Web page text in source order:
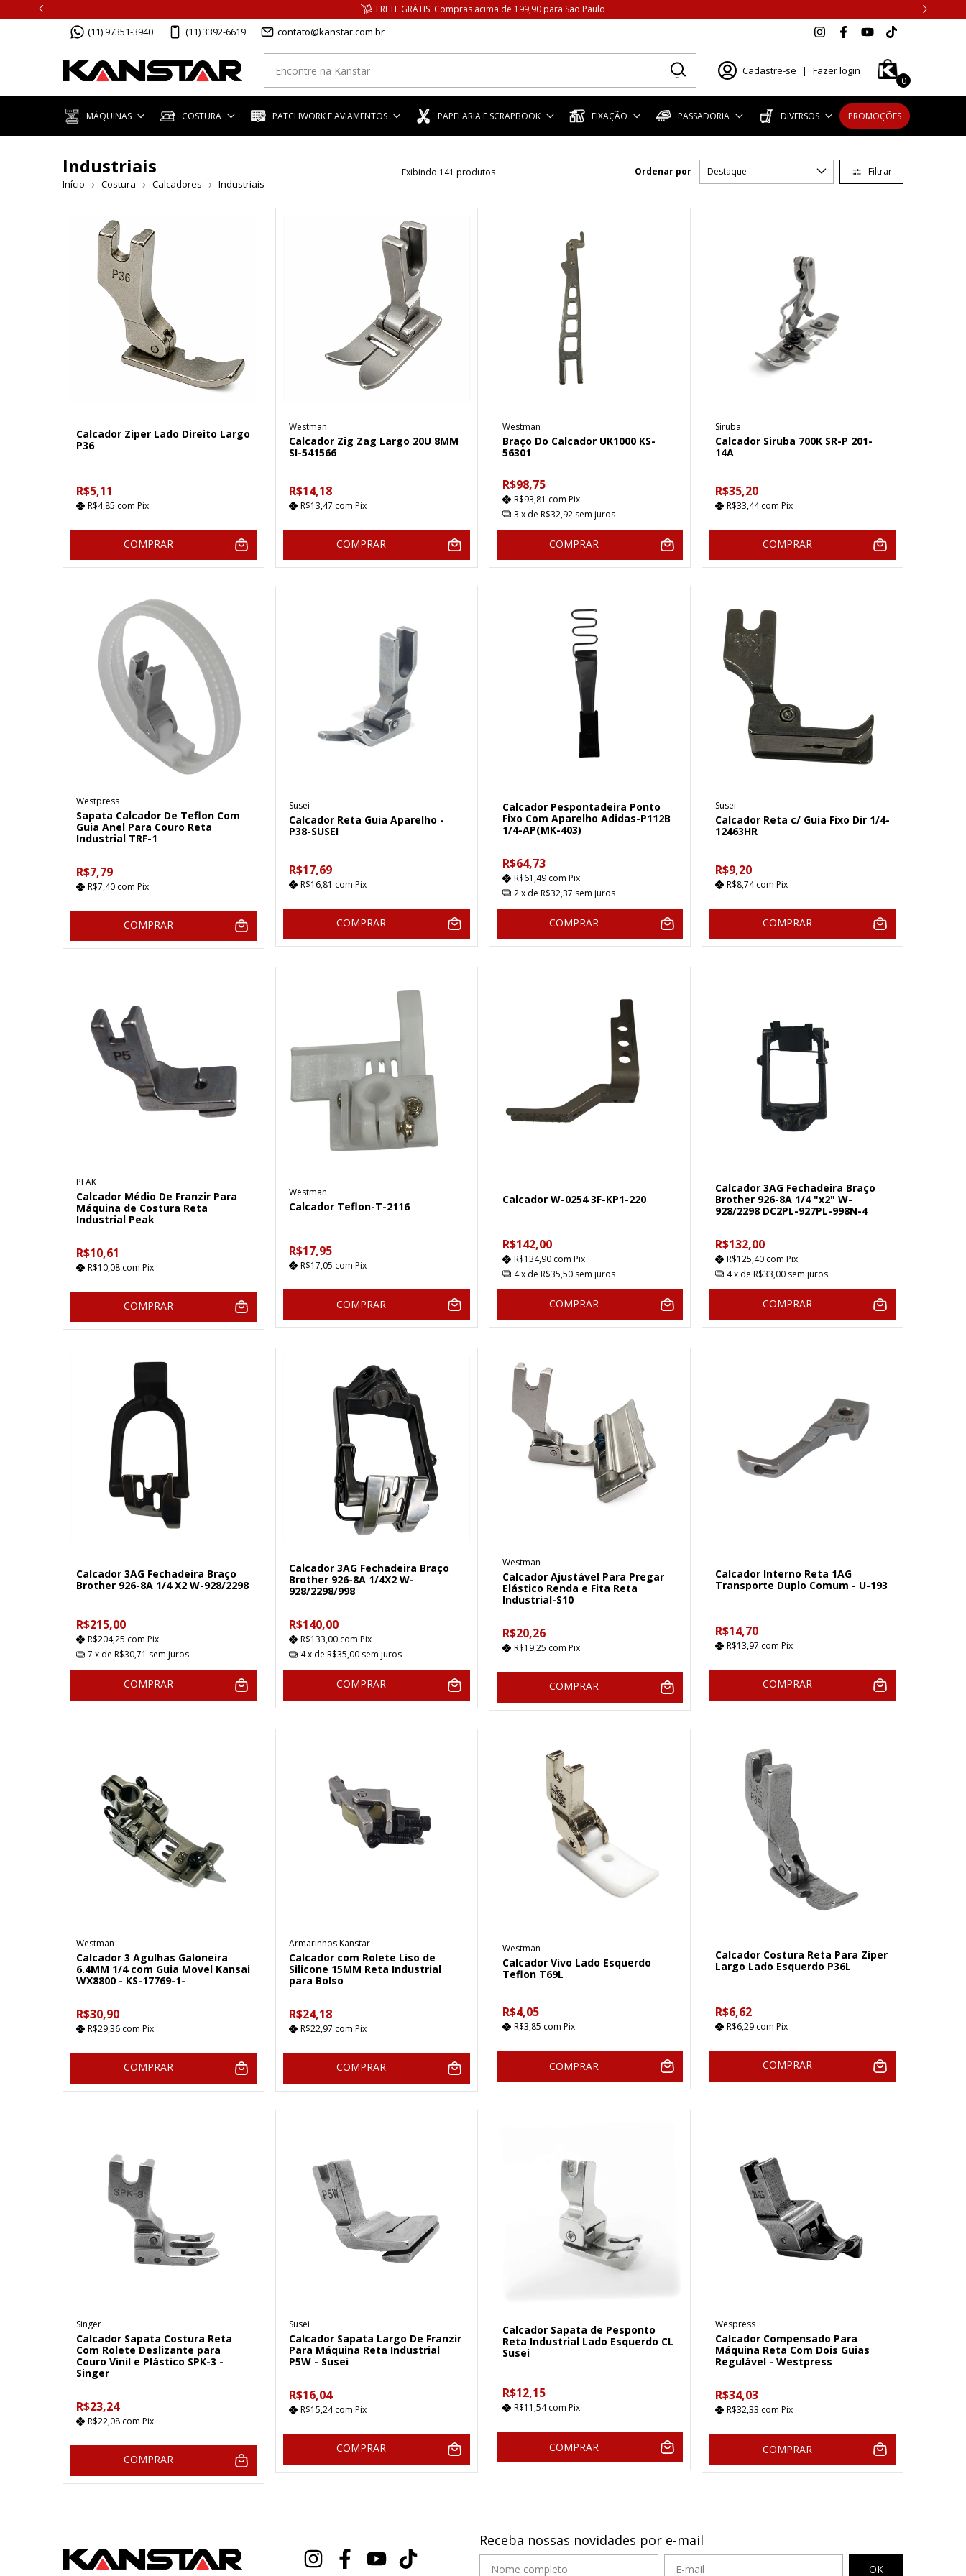
FRETE GRÁTIS. Compras acima de 199,90 para São Paulo
(11) 97351-3940 (11) 3392-6619 contato@kanstar.com.br
Cadastre-se | Fazer login
0
MÁQUINAS COSTURA PATCHWORK E AVIAMENTOS PAPELARIA E SCRAPBOOK FIXAÇÃO PASSADORIA DIVERSOS PROMOÇÕES
Industriais
Início Costura Calcadores Industriais
Exibindo 141 produtos Ordenar por Filtrar
Calcador Ziper Lado Direito Largo
P36
R$5,11
R$4,85 com Pix
COMPRAR
Westman
Calcador Zig Zag Largo 20U 8MM
SI-541566
R$14,18
R$13,47 com Pix
COMPRAR
Westman
Braço Do Calcador UK1000 KS-
56301
R$98,75
R$93,81 com Pix
3 x de R$32,92 sem juros
COMPRAR
Siruba
Calcador Siruba 700K SR-P 201-
14A
R$35,20
R$33,44com Pix
COMPRAR
Westpress
Sapata Calcador De Teflon Com
Guia Anel Para Couro Reta
Industrial TRF-1
R$7,79
R$7,40 com Pix
COMPRAR
Susei
Calcador Reta Guia Aparelho -
P38-SUSEI
R$17,69
R$16,81 com Pix
COMPRAR
Calcador Pespontadeira Ponto
Fixo Com Aparelho Adidas-P112B
1/4-AP(MK-403)
R$64,73
R$61,49 com Pix
2 x de R$32,37 sem juros
COMPRAR
Susei
Calcador Reta c/ Guia Fixo Dir 1/4-
12463HR
R$9,20
R$8,74com Pix
COMPRAR
PEAK
Calcador Médio De Franzir Para
Máquina de Costura Reta
Industrial Peak
R$10,61
R$10,08 com Pix
COMPRAR
Westman
Calcador Teflon-T-2116
R$17,95
R$17,05 com Pix
COMPRAR
Calcador W-0254 3F-KP1-220
R$142,00
R$134,90 com Pix
4 x de R$35,50 sem juros
COMPRAR
Calcador 3AG Fechadeira Braço
Brother 926-8A 1/4 "x2" W-
928/2298 DC2PL-927PL-998N-4
R$132,00
R$125,40 com Pix
4x de R$33,00 sem juros
COMPRAR
Calcador 3AG Fechadeira Braço
Brother 926-8A 1/4 X2 W-928/2298
R$215,00
R$204,25 com Pix
7 x de R$30,71 sem juros
COMPRAR
Calcador 3AG Fechadeira Braço
Brother 926-8A 1/4X2 W-
928/2298/998
R$140,00
R$133,00 com Pix
4x deR$35,00 sem juros
COMPRAR
Westman
Calcador Ajustável Para Pregar
Elástico Renda e Fita Reta
Industrial-S10
R$20,26
R$19,25 com Pix
COMPRAR
Calcador Interno Reta 1AG
Transporte Duplo Comum - U-193
R$14,70
R$13,97 com Pix
COMPRAR
Westman
Calcador 3 Agulhas Galoneira
6.4MM 1/4 com Guia Movel Kansai
WX8800 - KS-17769-1-
R$30,90
R$29,36 com Pix
COMPRAR
Armarinhos Kanstar
Calcador com Rolete Liso de
Silicone 15MM Reta Industrial
para Bolso
R$24,18
R$22,97 com Pix
COMPRAR
Westman
Calcador Vivo Lado Esquerdo
Teflon T69L
R$4,05
R$3,85 com Pix
COMPRAR
Calcador Costura Reta Para Zíper
Largo Lado Esquerdo P36L
R$6,62
R$6,29 com Pix
COMPRAR
Singer
Calcador Sapata Costura Reta
Com Rolete Deslizante para
Couro Vinil e Plástico SPK-3 -
Singer
R$23,24
R$22,08 com Pix
COMPRAR
Susei
Calcador Sapata Largo De Franzir
Para Máquina Reta Industrial
P5W - Susei
R$16,04
R$15,24com Pix
COMPRAR
Calcador Sapata de Pesponto
Reta Industrial Lado Esquerdo CL
Susei
R$12,15
R$11,54com Pix
COMPRAR
Wespress
Calcador Compensado Para
Máquina Reta Com Dois Guias
Regulável - Westpress
R$34,03
R$32,33 com Pix
COMPRAR
Receba nossas novidades por e-mail